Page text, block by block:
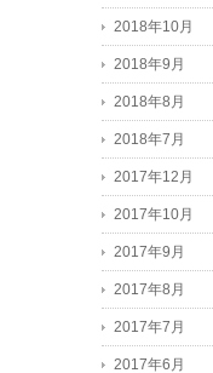
2018年10月
2018年9月
2018年8月
2018年7月
2017年12月
2017年10月
2017年9月
2017年8月
2017年7月
2017年6月